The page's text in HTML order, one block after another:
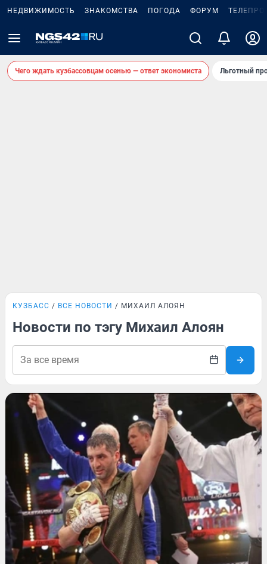
НЕДВИЖИМОСТЬ ЗНАКОМСТВА ПОГОДА ФОРУМ
Чего ждать кузбассовцам осенью — ответ экономиста Льготный
КУЗБАСС ВСЕ НОВОСТИ МИХАИЛ АЛОЯН
Новости по тэгу Михаил Алоян